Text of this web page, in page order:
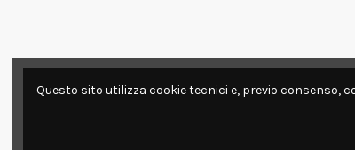
Questo sito utilizza cookie tecnici e, previo consenso,